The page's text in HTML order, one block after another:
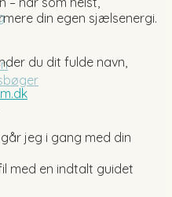
din egen sjælsenergi.
du dit fulde navn,
jeg i gang med din
med en indtalt guidet